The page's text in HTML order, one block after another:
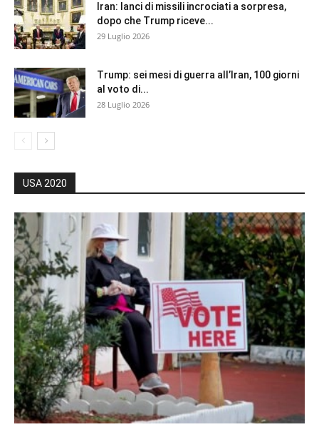
Iran: lanci di missili incrociati a sorpresa,
dopo che Trump riceve...
29 Luglio 2026
Trump: sei mesi di guerra all’Iran, 100 giorni
al voto di...
28 Luglio 2026
USA 2020